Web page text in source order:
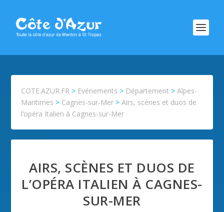
COTE.AZUR.FR > Evénements > Département >Alpes-
Maritimes > Cagnes-sur-Mer >Airs, scènes et duos de
l’opéra Italien à Cagnes-sur-Mer
AIRS, SCÈNES ET DUOS DE
L’OPÉRA ITALIEN À CAGNES-
SUR-MER